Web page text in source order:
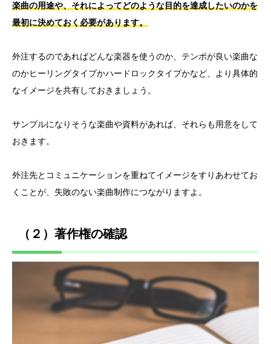
楽曲の用途や、それによってどのような目的を達成したいのかを
最初に決めておく必要があります。
外注するのであればどんな楽器を使うのか、テンポが良い楽曲な
のかヒーリングタイプかハードロックタイプかなど、より具体的
なイメージを共有しておきましょう。
サンプルになりそうな楽曲や資料があれば、それらも用意をして
おきます。
外注先とコミュニケーションを重ねてイメージをすりあわせてお
くことが、失敗のない楽曲制作につながりますよ。
（２）著作権の確認